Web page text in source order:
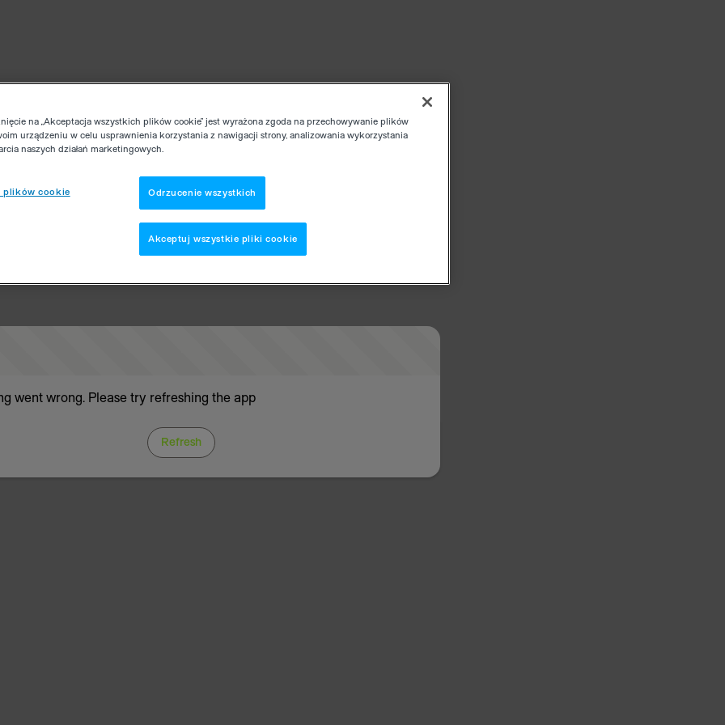
went wrong. Please try refreshing the app
Refresh
na „Akceptacja wszystkich plików cookie” jest wyrażona zgoda na przechowywanie plików
urządzeniu w celu usprawnienia korzystania z nawigacji strony, analizowania wykorzystania
naszych działań marketingowych.
plików cookie Odrzucenie wszystkich
Akceptuj wszystkie pliki cookie